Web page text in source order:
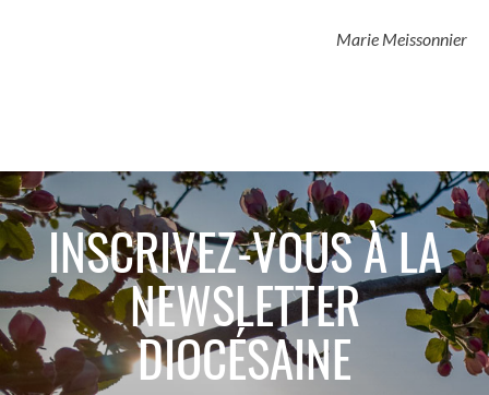
Marie Meissonnier
INSCRIVEZ-VOUS À LA
NEWSLETTER
DIOCÉSAINE